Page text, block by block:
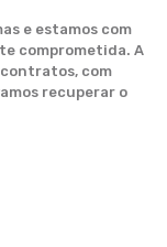
e estamos com
comprometida. A
contratos, com
recuperar o